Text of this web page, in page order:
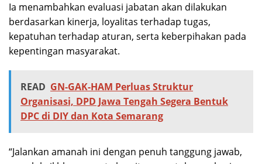
Ia menambahkan evaluasi jabatan akan dilakukan
berdasarkan kinerja, loyalitas terhadap tugas,
kepatuhan terhadap aturan, serta keberpihakan pada
kepentingan masyarakat.
READ GN-GAK-HAM Perluas Struktur
Organisasi, DPD Jawa Tengah Segera Bentuk
DPC di DIY dan Kota Semarang
“Jalankan amanah ini dengan penuh tanggung jawab,